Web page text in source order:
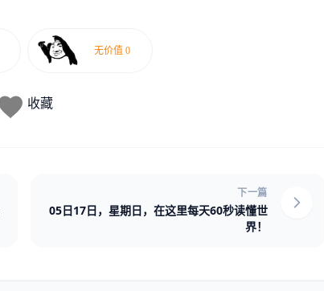
收藏
下一篇
05日17日，星期日，在这里每天60秒读懂世
界！